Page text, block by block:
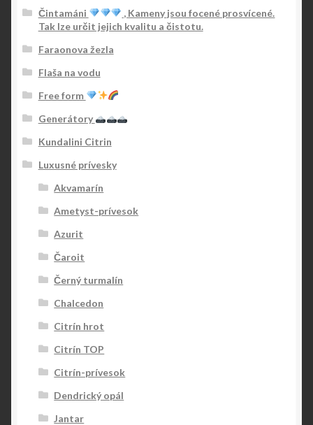
Čintamáni
, Kameny jsou focené prosvícené.
Tak lze určit jejich kvalitu a čistotu.
Faraonova žezla
Flaša na vodu
Free form
Generátory
Kundalini Citrin
Luxusné prívesky
Akvamarín
Ametyst-prívesok
Azurit
Čaroit
Černý turmalín
Chalcedon
Citrín hrot
Citrín TOP
Citrín-prívesok
Dendrický opál
Jantar